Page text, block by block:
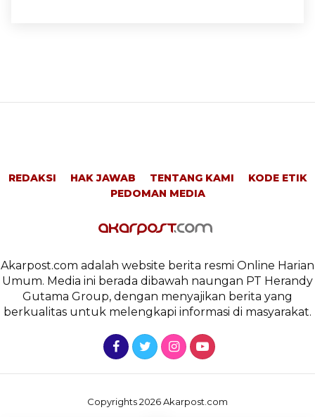
REDAKSI HAK JAWAB TENTANG KAMI
KODE ETIK
PEDOMAN MEDIA
Akarpost.com adalah website berita resmi Online Harian
Umum. Media ini berada dibawah naungan PT Herandy
Gutama Group, dengan menyajikan berita yang
berkualitas untuk melengkapi informasi di masyarakat.
Copyrights 2026 Akarpost.com